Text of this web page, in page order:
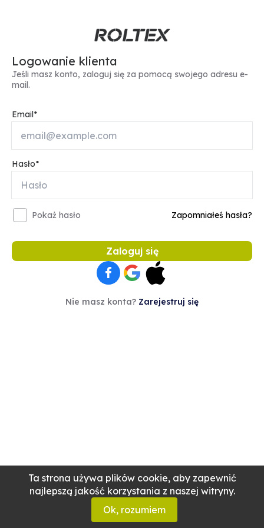
Ta strona używa plików cookie, aby zapewnić
najlepszą jakość korzystania z naszej witryny.
Ok, rozumiem
Logowanie klienta
Jeśli masz konto, zaloguj się za pomocą swojego adresu e-
mail.
Email
Hasło
Pokaż hasło Zapomniałeś hasła?
Zaloguj się
Nie masz konta? Zarejestruj się